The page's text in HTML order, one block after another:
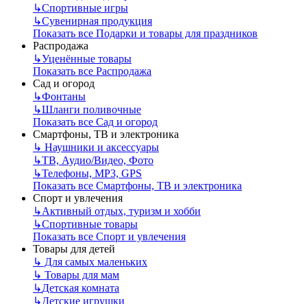
↳Спортивные игры
↳Сувенирная продукция
Показать все Подарки и товары для праздников
Распродажа
↳Уценённые товары
Показать все Распродажа
Сад и огород
↳Фонтаны
↳Шланги поливочные
Показать все Сад и огород
Смартфоны, ТВ и электроника
↳ Наушники и аксессуары
↳ТВ, Аудио/Видео, Фото
↳Телефоны, МР3, GPS
Показать все Смартфоны, ТВ и электроника
Спорт и увлечения
↳Активный отдых, туризм и хобби
↳Спортивные товары
Показать все Спорт и увлечения
Товары для детей
↳ Для самых маленьких
↳ Товары для мам
↳Детская комната
↳Детские игрушки